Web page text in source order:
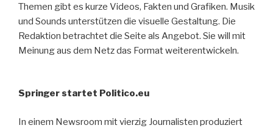
Themen gibt es kurze Videos, Fakten und Grafiken. Musik
und Sounds unterstützen die visuelle Gestaltung. Die
Redaktion betrachtet die Seite als Angebot. Sie will mit
Meinung aus dem Netz das Format weiterentwickeln.
Springer startet Politico.eu
In einem Newsroom mit vierzig Journalisten produziert